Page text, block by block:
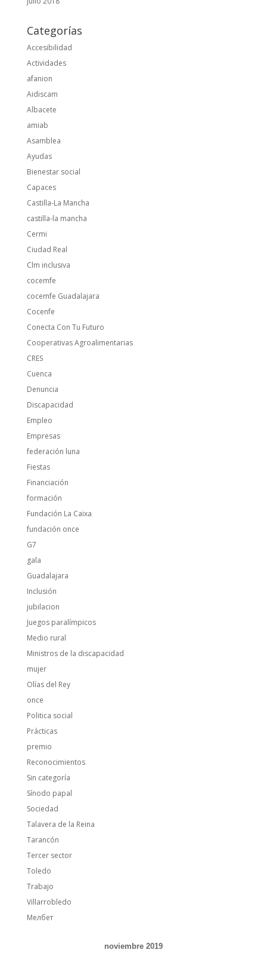
Categorías
Accesibilidad
Actividades
afanion
Aidiscam
Albacete
amiab
Asamblea
Ayudas
Bienestar social
Capaces
Castilla-La Mancha
castilla-la mancha
Cermi
Ciudad Real
Clm inclusiva
cocemfe
cocemfe Guadalajara
Cocenfe
Conecta Con Tu Futuro
Cooperativas Agroalimentarias
CRES
Cuenca
Denuncia
Discapacidad
Empleo
Empresas
federación luna
Fiestas
Financiación
formación
Fundación La Caixa
fundación once
G7
gala
Guadalajara
Inclusión
jubilacion
Juegos paralímpicos
Medio rural
Ministros de la discapacidad
mujer
Olías del Rey
once
Politica social
Prácticas
premio
Reconocimientos
Sin categoría
Sínodo papal
Sociedad
Talavera de la Reina
Tarancón
Tercer sector
Toledo
Trabajo
Villarrobledo
Мелбет
noviembre 2019